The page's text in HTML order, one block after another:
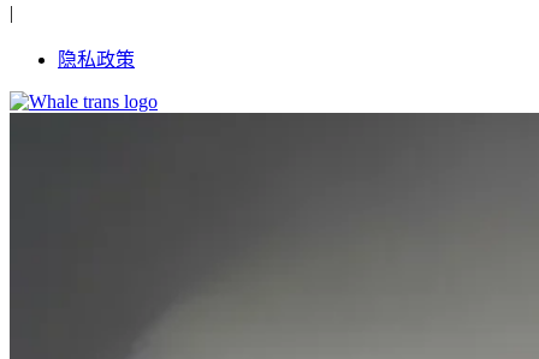
|
隐私政策